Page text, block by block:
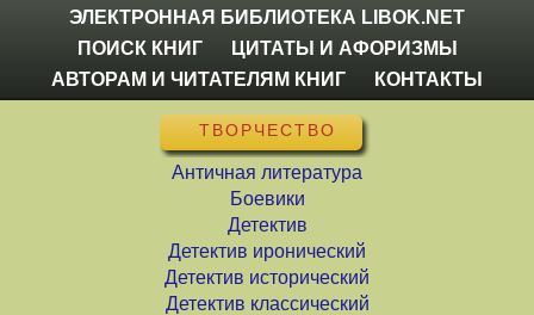
ЭЛЕКТРОННАЯ БИБЛИОТЕКА LIBOK.NET
ПОИСК КНИГ
ЦИТАТЫ И АФОРИЗМЫ
АВТОРАМ И ЧИТАТЕЛЯМ КНИГ
КОНТАКТЫ
ТВОРЧЕСТВО
Античная литература
Боевики
Детектив
Детектив иронический
Детектив исторический
Детектив классический